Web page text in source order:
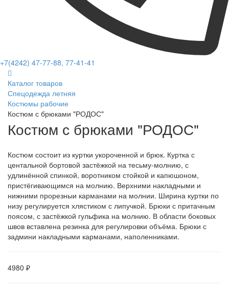
+7(4242) 47-77-88, 77-41-41
Каталог товаров
Спецодежда летняя
Костюмы рабочие
Костюм с брюками "РОДОС"
Костюм с брюками "РОДОС"
Костюм состоит из куртки укороченной и брюк. Куртка с
центальной бортовой застёжкой на тесьму-молнию, с
удлинённой спинкой, воротником стойкой и капюшоном,
пристёгивающимся на молнию. Верхними накладными и
нижними прорезныи карманами на молнии. Ширина куртки по
низу регулируется хлястиком с липучкой. Брюки с притачным
поясом, с застёжкой гульфика на молнию. В области боковых
швов вставлена резинка для регулировки объёма. Брюки с
задмини накладными карманами, наполенниками.
4980 ₽